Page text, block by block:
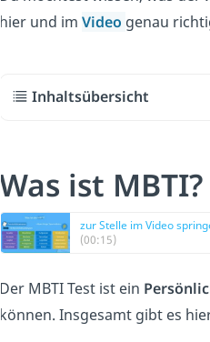
hier und im Video genau
Inhaltsübersicht
Was ist
zur Stelle im Video
(00:15)
Der MBTI Test ist ein
können. Insgesamt gibt es